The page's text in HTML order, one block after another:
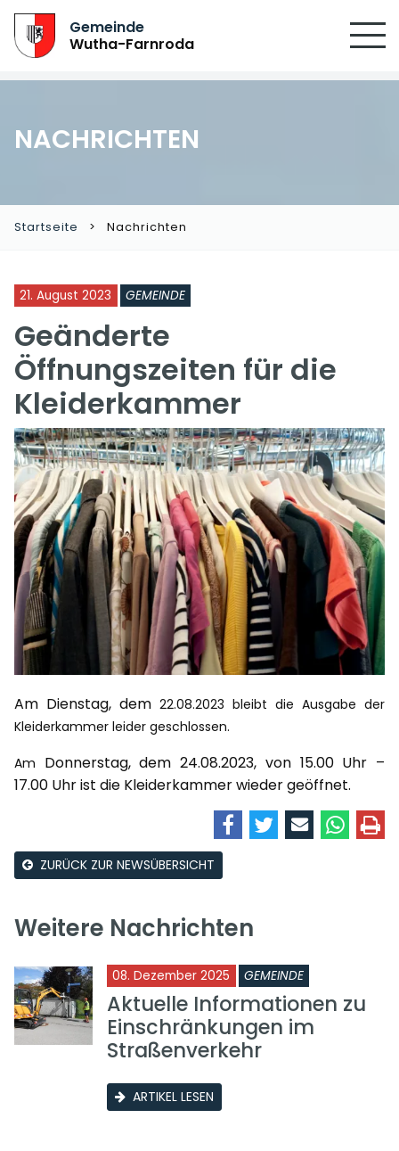
Gemeinde
Wutha-Farnroda
NACHRICHTEN
Startseite Nachrichten
21. August 2023 GEMEINDE
Geänderte
Öffnungszeiten für die
Kleiderkammer
Am Dienstag, dem 22.08.2023 bleibt die Ausgabe der
Kleiderkammer leider geschlossen.
Am Donnerstag, dem 24.08.2023, von 15.00 Uhr –
17.00 Uhr ist die Kleiderkammer wieder geöffnet.
ZURÜCK ZUR NEWSÜBERSICHT
Weitere Nachrichten
08. Dezember 2025 GEMEINDE
Aktuelle Informationen zu
Einschränkungen im
Straßenverkehr
ARTIKEL LESEN